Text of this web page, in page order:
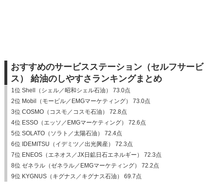
おすすめのサービスステーション（セルフサービ
ス） 給油のしやすさランキングまとめ
1位 Shell（シェル／昭和シェル石油） 73.0点
2位 Mobil（モービル／EMGマーケティング） 73.0点
3位 COSMO（コスモ／コスモ石油） 72.8点
4位 ESSO（エッソ／EMGマーケティング） 72.6点
5位 SOLATO（ソラト／太陽石油） 72.4点
6位 IDEMITSU（イデミツ／出光興産） 72.3点
7位 ENEOS（エネオス／JX日鉱日石エネルギー） 72.3点
8位 ゼネラル（ゼネラル／EMGマーケティング） 72.2点
9位 KYGNUS（キグナス／キグナス石油） 69.7点